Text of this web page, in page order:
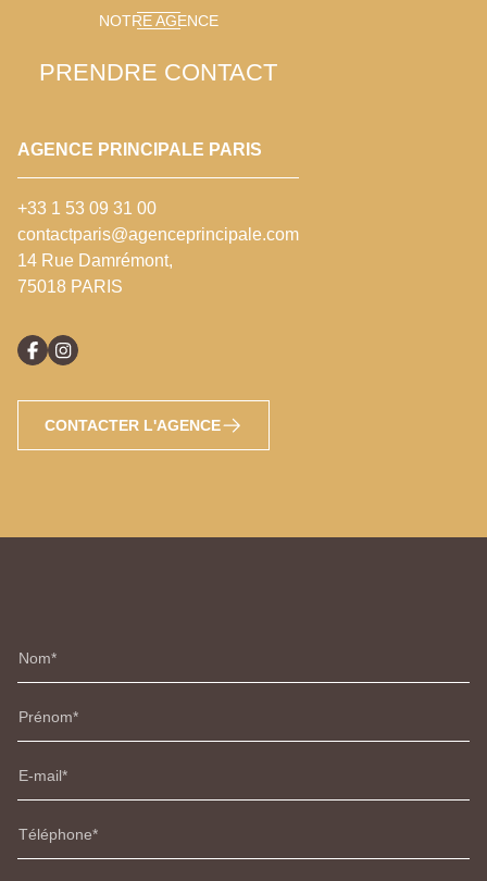
NOTRE AGENCE
PRENDRE CONTACT
AGENCE PRINCIPALE PARIS
+33 1 53 09 31 00
contactparis@agenceprincipale.com
14 Rue Damrémont,
75018 PARIS
CONTACTER L'AGENCE
Nom
Prénom
E-mail
Téléphone